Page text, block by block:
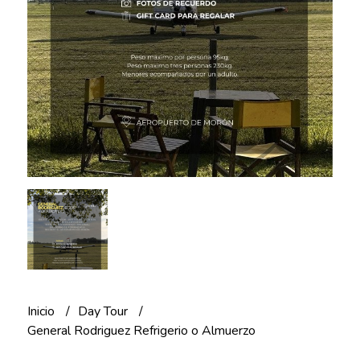
Inicio
Day Tour
General Rodriguez Refrigerio o Almuerzo